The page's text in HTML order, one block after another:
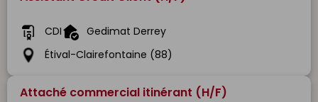
CDI
Gedimat Derrey
Étival-Clairefontaine (88)
Attaché commercial itinérant (H/F)